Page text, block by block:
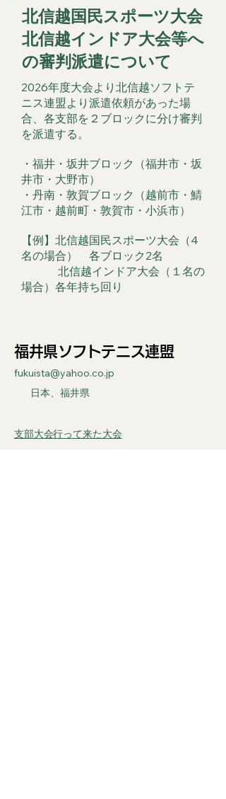
北信越国民スポーツ大会
​北信越インドア大会等へ
の審判派遣について
2026年度大会より北信越ソフトテ
ニス連盟より派遣依頼があった場
合、 各支部を２ブロックに分け審判
を派遣する。
・福井・坂井ブロック
（福井市・坂
井市・大野市）
・丹南・敦賀ブロック（越前市・鯖
江市・越前町・敦賀市・小浜市）
【例】北信越国民スポーツ大会（4
名の場合） 各ブロック2名
北信越インドア大会（１名の
場合）各年持ち回り
福井県ソフトテニス連盟
fukuista@yahoo.co.jp
日本、福井県
支部大会行って来た大会